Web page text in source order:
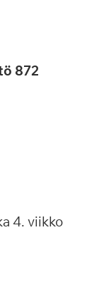
872
4. viikko